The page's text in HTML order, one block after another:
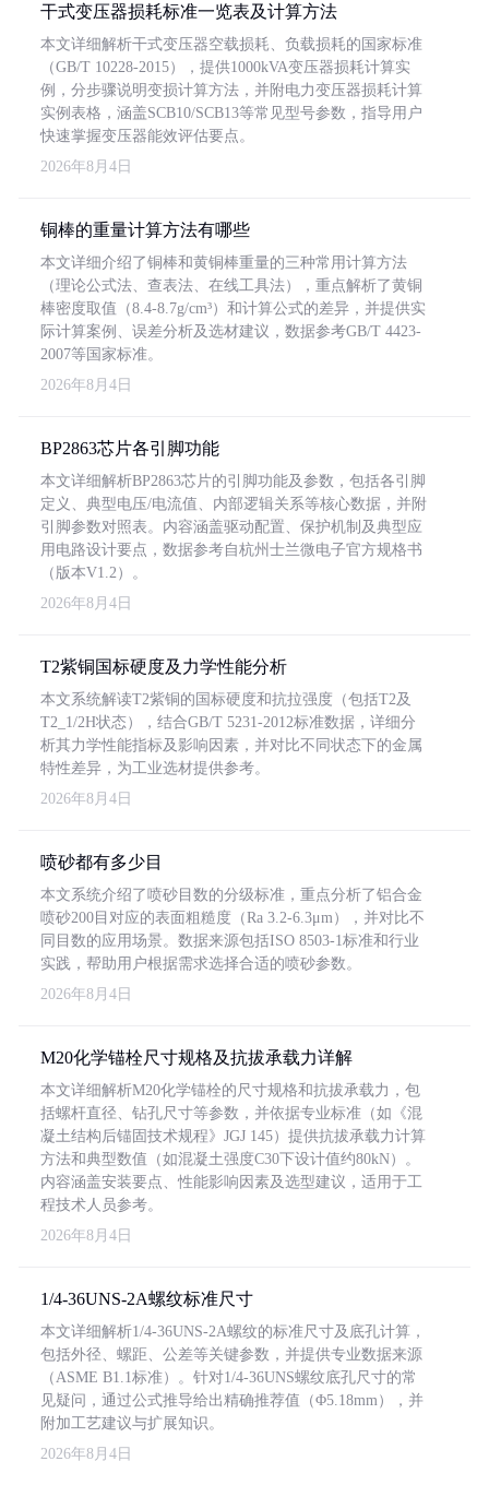
干式变压器损耗标准一览表及计算方法
本文详细解析干式变压器空载损耗、负载损耗的国家标准
（GB/T 10228-2015），提供1000kVA变压器损耗计算实
例，分步骤说明变损计算方法，并附电力变压器损耗计算
实例表格，涵盖SCB10/SCB13等常见型号参数，指导用户
快速掌握变压器能效评估要点。
2026年8月4日
铜棒的重量计算方法有哪些
本文详细介绍了铜棒和黄铜棒重量的三种常用计算方法
（理论公式法、查表法、在线工具法），重点解析了黄铜
棒密度取值（8.4-8.7g/cm³）和计算公式的差异，并提供实
际计算案例、误差分析及选材建议，数据参考GB/T 4423-
2007等国家标准。
2026年8月4日
BP2863芯片各引脚功能
本文详细解析BP2863芯片的引脚功能及参数，包括各引脚
定义、典型电压/电流值、内部逻辑关系等核心数据，并附
引脚参数对照表。内容涵盖驱动配置、保护机制及典型应
用电路设计要点，数据参考自杭州士兰微电子官方规格书
（版本V1.2）。
2026年8月4日
T2紫铜国标硬度及力学性能分析
本文系统解读T2紫铜的国标硬度和抗拉强度（包括T2及
T2_1/2H状态），结合GB/T 5231-2012标准数据，详细分
析其力学性能指标及影响因素，并对比不同状态下的金属
特性差异，为工业选材提供参考。
2026年8月4日
喷砂都有多少目
本文系统介绍了喷砂目数的分级标准，重点分析了铝合金
喷砂200目对应的表面粗糙度（Ra 3.2-6.3μm），并对比不
同目数的应用场景。数据来源包括ISO 8503-1标准和行业
实践，帮助用户根据需求选择合适的喷砂参数。
2026年8月4日
M20化学锚栓尺寸规格及抗拔承载力详解
本文详细解析M20化学锚栓的尺寸规格和抗拔承载力，包
括螺杆直径、钻孔尺寸等参数，并依据专业标准（如《混
凝土结构后锚固技术规程》JGJ 145）提供抗拔承载力计算
方法和典型数值（如混凝土强度C30下设计值约80kN）。
内容涵盖安装要点、性能影响因素及选型建议，适用于工
程技术人员参考。
2026年8月4日
1/4-36UNS-2A螺纹标准尺寸
本文详细解析1/4-36UNS-2A螺纹的标准尺寸及底孔计算，
包括外径、螺距、公差等关键参数，并提供专业数据来源
（ASME B1.1标准）。针对1/4-36UNS螺纹底孔尺寸的常
见疑问，通过公式推导给出精确推荐值（Φ5.18mm），并
附加工艺建议与扩展知识。
2026年8月4日